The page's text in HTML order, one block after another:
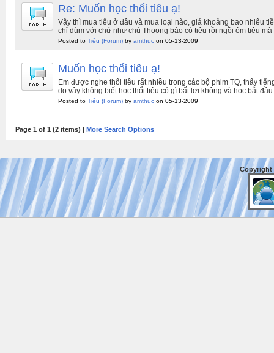
Re: Muốn học thổi tiêu ạ!
Vậy thì mua tiêu ở đâu và mua loại nào, giá khoảng bao nhiêu
chỉ dùm với chứ như chú Thoong bảo có tiêu rồi ngồi ôm tiêu mà
Posted to Tiêu (Forum) by amthuc on 05-13-2009
Muốn học thổi tiêu ạ!
Em được nghe thổi tiêu rất nhiều trong các bộ phim TQ, thấy
do vậy không biết học thổi tiêu có gì bất lợi không và học bắt
Posted to Tiêu (Forum) by amthuc on 05-13-2009
Page 1 of 1 (2 items) | More Search Options
Copyright